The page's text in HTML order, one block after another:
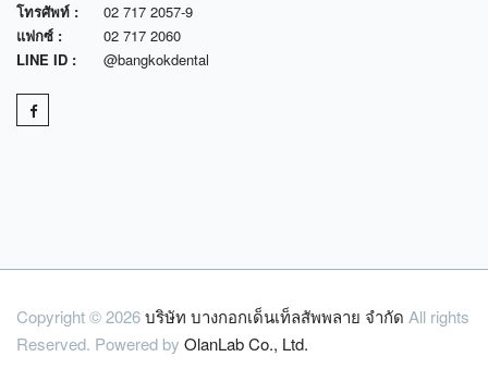
โทรศัพท์ :
02 717 2057-9
แฟกซ์ :
02 717 2060
LINE ID :
@bangkokdental
Copyright © 2026บริษัท บางกอกเด็นเท็ลสัพพลาย จำกัด All rights
Reserved. Powered by OlanLab Co., Ltd.